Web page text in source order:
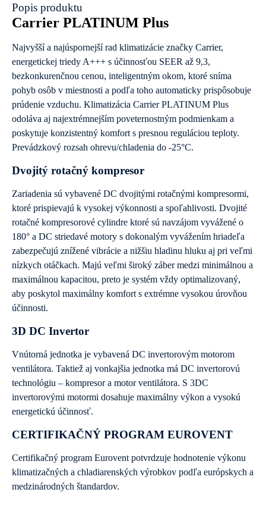
Popis produktu
Carrier PLATINUM Plus
Najvyšší a najúspornejší rad klimatizácie značky Carrier,
energetickej triedy A+++ s účinnosťou SEER až 9,3,
bezkonkurenčnou cenou, inteligentným okom, ktoré sníma
pohyb osôb v miestnosti a podľa toho automaticky prispôsobuje
prúdenie vzduchu. Klimatizácia Carrier PLATINUM Plus
odoláva aj najextrémnejším poveternostným podmienkam a
poskytuje konzistentný komfort s presnou reguláciou teploty.
Prevádzkový rozsah ohrevu/chladenia do -25°C.
Dvojitý rotačný kompresor
Zariadenia sú vybavené DC dvojitými rotačnými kompresormi,
ktoré prispievajú k vysokej výkonnosti a spoľahlivosti. Dvojité
rotačné kompresorové cylindre ktoré sú navzájom vyvážené o
180° a DC striedavé motory s dokonalým vyvážením hriadeľa
zabezpečujú znížené vibrácie a nižšiu hladinu hluku aj pri veľmi
nízkych otáčkach. Majú veľmi široký záber medzi minimálnou a
maximálnou kapacitou, preto je systém vždy optimalizovaný,
aby poskytol maximálny komfort s extrémne vysokou úrovňou
účinnosti.
3D DC Invertor
Vnútorná jednotka je vybavená DC invertorovým motorom
ventilátora. Taktiež aj vonkajšia jednotka má DC invertorovú
technológiu – kompresor a motor ventilátora. S 3DC
invertorovými motormi dosahuje maximálny výkon a vysokú
energetickú účinnosť.
CERTIFIKAČNÝ PROGRAM EUROVENT
Certifikačný program Eurovent potvrdzuje hodnotenie výkonu
klimatizačných a chladiarenských výrobkov podľa európskych a
medzinárodných štandardov.